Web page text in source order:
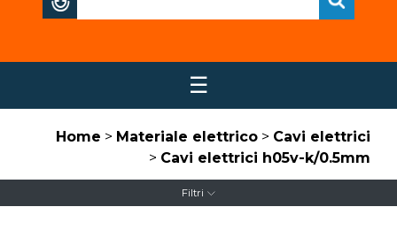
☰
Home > Materiale elettrico > Cavi elettrici
> Cavi elettrici h05v-k/0.5mm
Filtri